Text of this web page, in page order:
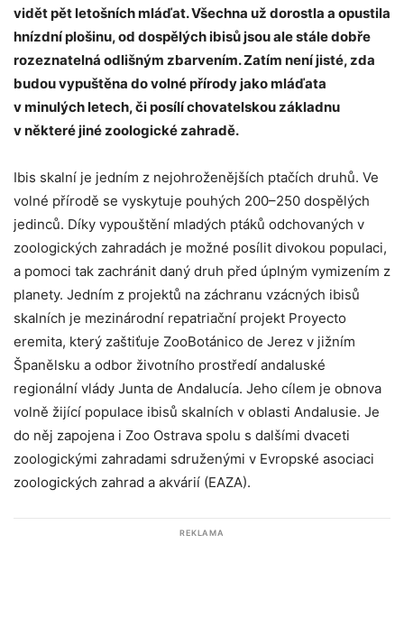
vidět pět letošních mláďat. Všechna už dorostla a opustila
hnízdní plošinu, od dospělých ibisů jsou ale stále dobře
rozeznatelná odlišným zbarvením. Zatím není jisté, zda
budou vypuštěna do volné přírody jako mláďata
v minulých letech, či posílí chovatelskou základnu
v některé jiné zoologické zahradě.
Ibis skalní je jedním z nejohroženějších ptačích druhů. Ve
volné přírodě se vyskytuje pouhých 200–250 dospělých
jedinců. Díky vypouštění mladých ptáků odchovaných v
zoologických zahradách je možné posílit divokou populaci,
a pomoci tak zachránit daný druh před úplným vymizením z
planety. Jedním z projektů na záchranu vzácných ibisů
skalních je mezinárodní repatriační projekt Proyecto
eremita, který zaštiťuje ZooBotánico de Jerez v jižním
Španělsku a odbor životního prostředí andaluské
regionální vlády Junta de Andalucía. Jeho cílem je obnova
volně žijící populace ibisů skalních v oblasti Andalusie. Je
do něj zapojena i Zoo Ostrava spolu s dalšími dvaceti
zoologickými zahradami sdruženými v Evropské asociaci
zoologických zahrad a akvárií (EAZA).
REKLAMA